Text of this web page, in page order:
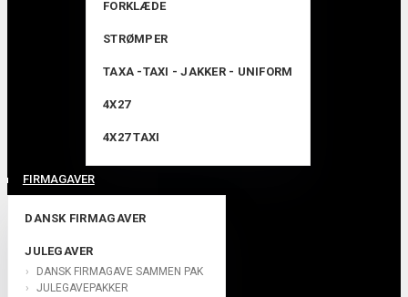
FIRMAGAVER
DANSK FIRMAGAVER
JULEGAVER
DANSK FIRMAGAVE SAMMEN PAK
JULEGAVEPAKKER
FORKLÆDE
STRØMPER
TAXA -TAXI - JAKKER - UNIFORM
4X27
4X27 TAXI